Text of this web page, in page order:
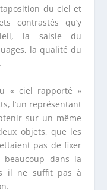
du ciel et
contrastés qu’y
la saisie du
la qualité du
« ciel rapporté »
l’un représentant
sur un même
objets, que les
pas de fixer
dans la
il ne suffit pas à